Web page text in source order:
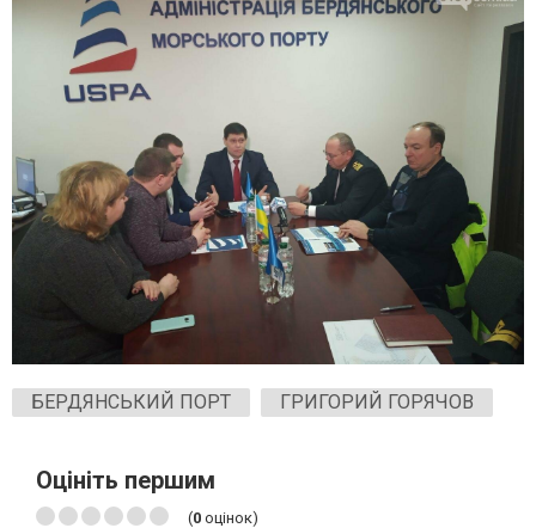
БЕРДЯНСЬКИЙ ПОРТ ГРИГОРИЙ ГОРЯЧОВ
Оцініть першим
(0 оцінок)